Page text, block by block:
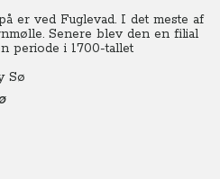
er ved Fuglevad. I det meste af
Senere blev den en filial
periode i 1700-tallet